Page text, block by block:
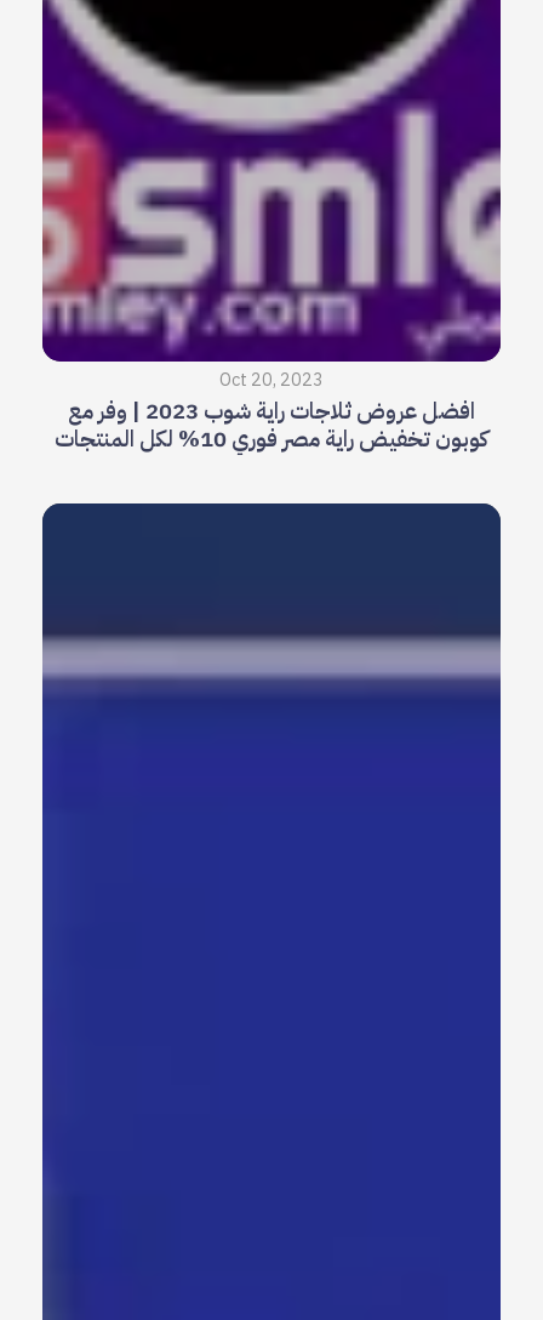
Oct 20, 2023
افضل عروض ثلاجات راية شوب 2023 | وفر مع
كوبون تخفيض راية مصر فوري 10% لكل المنتجات